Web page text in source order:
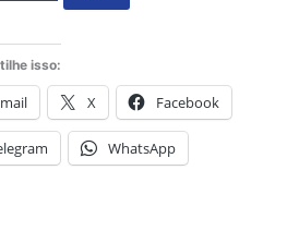
isso:
X Facebook
WhatsApp